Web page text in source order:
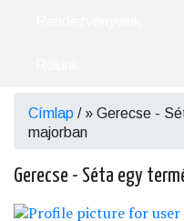
Morzsa
Címlap /
Gerecse -
majorban
Gerecse - Séta egy